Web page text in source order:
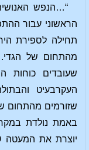
“…הנפש
הראשוני עבור
תחילה לספירת
מהתחום של
שעובדים כוחות
העקרבעיט
שזורמים מהתחום
באמת נולדת
יוצרת את המעטה